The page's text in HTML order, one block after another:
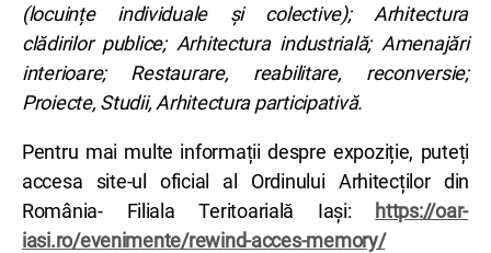
(locuințe individuale și colective); Arhitectura
clădirilor publice; Arhitectura industrială; Amenajări
interioare; Restaurare, reabilitare, reconversie;
Proiecte, Studii, Arhitectura participativă.
Pentru mai multe informații despre expoziție, puteți
accesa site-ul oficial al Ordinului Arhitecților din
România- Filiala Teritoarială Iași:
https://oar-
iasi.ro/evenimente/rewind-acces-memory/